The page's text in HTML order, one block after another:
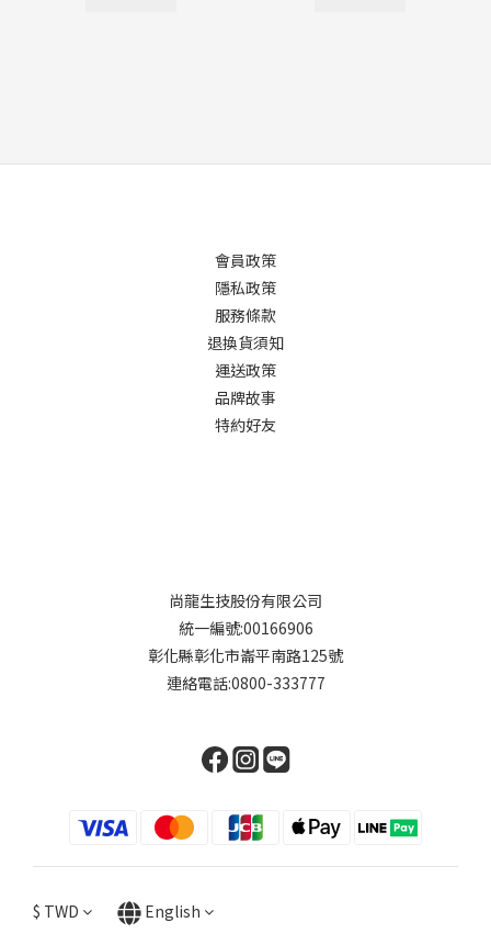
會員政策
隱私政策
服務條款
退換貨須知
運送政策
品牌故事
特約好友
尚龍生技股份有限公司
統一編號:00166906
彰化縣彰化市崙平南路125號
連絡電話:0800-333777
$ TWD English